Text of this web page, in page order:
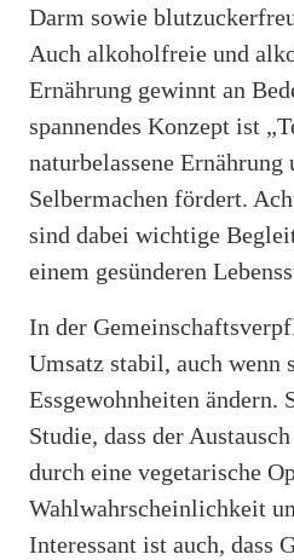
Darm sowie
Auch alkoholfreie und
Ernährung gewinnt an
spannendes Konzept ist
naturbelassene
Selbermachen fördert.
sind dabei wichtige
einem gesünderen
In der
Umsatz stabil, auch wenn
Essgewohnheiten ändern.
Studie, dass der
durch eine vegetarische
Wahlwahrscheinlichkeit
Interessant ist auch, dass